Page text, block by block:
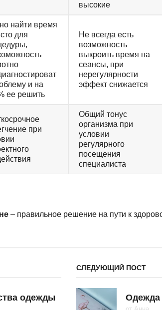
высокие
найти время
для
и на
ее решить
Не всегда есть
возможность
выкроить время на
сеансы, при
нерегулярности
эффект снижается
при
Общий тонус
организма при
условии
регулярного
посещения
специалиста
– правильное решение на пути к
одежды
СЛЕДУЮЩИЙ ПОСТ
Одежда